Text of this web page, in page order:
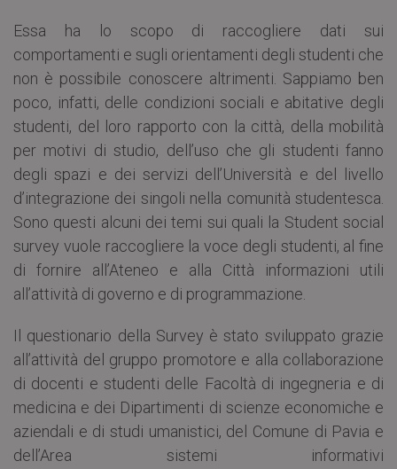
Essa ha lo scopo di raccogliere dati sui
comportamenti e sugli orientamenti degli studenti che
non è possibile conoscere altrimenti. Sappiamo ben
poco, infatti, delle condizioni sociali e abitative degli
studenti, del loro rapporto con la città, della mobilità
per motivi di studio, dell’uso che gli studenti fanno
degli spazi e dei servizi dell’Università e del livello
d’integrazione dei singoli nella comunità studentesca.
Sono questi alcuni dei temi sui quali la Student social
survey vuole raccogliere la voce degli studenti, al fine
di fornire all’Ateneo e alla Città informazioni utili
all’attività di governo e di programmazione.
Il questionario della Survey è stato sviluppato grazie
all’attività del gruppo promotore e alla collaborazione
di docenti e studenti delle Facoltà di ingegneria e di
medicina e dei Dipartimenti di scienze economiche e
aziendali e di studi umanistici, del Comune di Pavia e
dell’Area sistemi informativi